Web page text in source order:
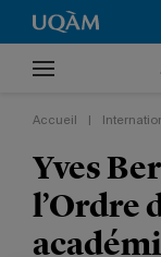
Accueil
Yves
l’Ordre